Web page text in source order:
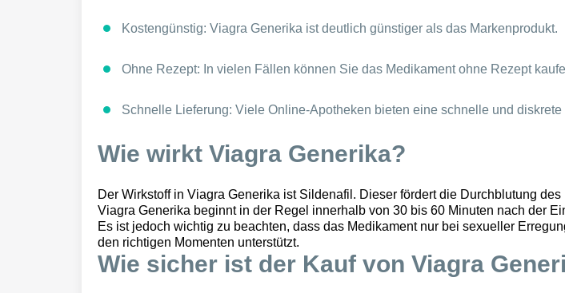
Kostengünstig: Viagra Generika ist deutlich günstiger als das Markenprodukt.
Ohne Rezept: In vielen Fällen können Sie das Medikament ohne Rezept
Schnelle Lieferung: Viele Online-Apotheken bieten eine schnelle und
Wie wirkt Viagra Generika?
Der Wirkstoff in Viagra Generika ist Sildenafil. Dieser fördert die Durchblutung
Viagra Generika beginnt in der Regel innerhalb von 30 bis 60 Minuten nach der
Es ist jedoch wichtig zu beachten, dass das Medikament nur bei sexueller
den richtigen Momenten unterstützt.
Wie sicher ist der Kauf von Viagra